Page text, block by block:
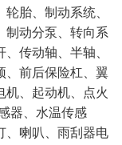
胎、制动系统、
制动分泵、转向系
传动轴、半轴、
、前后保险杠、翼
机、起动机、点火
器、水温传感
、喇叭、雨刮器电